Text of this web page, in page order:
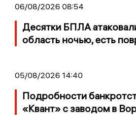
06/08/2026 08:54
Десятки БПЛА
область ночью, есть
05/08/2026 14:40
Подробности
«Квант» с заводом в